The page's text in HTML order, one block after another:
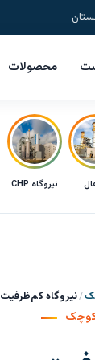
محصولات
نیروگاه CHP
نیروگاه کم‌ظرفیت